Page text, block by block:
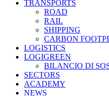
TRANSPORTS
ROAD
RAIL
SHIPPING
CARBON
LOGISTICS
LOGIGREEN
BILANCIO DI
SECTORS
ACADEMY
NEWS